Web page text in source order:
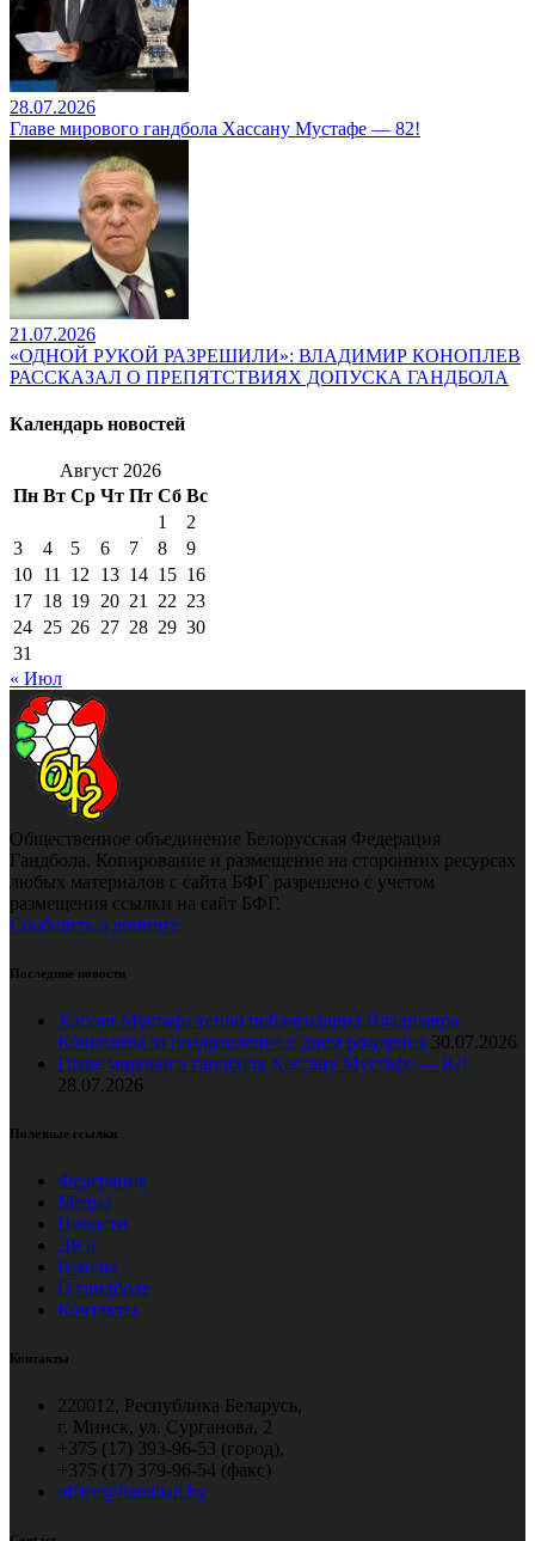
28.07.2026
Главе мирового гандбола Хассану Мустафе — 82!
21.07.2026
«ОДНОЙ РУКОЙ РАЗРЕШИЛИ»: ВЛАДИМИР КОНОПЛЕВ
РАССКАЗАЛ О ПРЕПЯТСТВИЯХ ДОПУСКА ГАНДБОЛА
Календарь новостей
Август 2026
Пн Вт Ср Чт Пт Сб Вс
1
2
3
4 5 6 7 8
9
10 11 12 13 14 15 16
17 18 19 20 21 22 23
24 25 26 27 28 29 30
31
« Июл
Общественное объединение Белорусская Федерация
Гандбола. Копирование и размещение на сторонних ресурсах
любых материалов с сайта БФГ разрешено с учетом
размещения ссылки на сайт БФГ.
Сообщить о допинге
Последние новости
Хассан Мустафа тепло поблагодарил Владимира
Коноплёва за поздравление с днем рождения 30.07.2026
Главе мирового гандбола Хассану Мустафе — 82!
28.07.2026
Полезные ссылки
Федерация
Медиа
Новости
ДЮГ
Школы
О гандболе
Контакты
Контакты
220012, Республика Беларусь,
г. Минск, ул. Сурганова, 2
+375 (17) 393-96-53 (город),
+375 (17) 379-96-54 (факс)
office@handball.by